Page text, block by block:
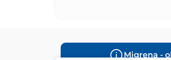
Migrena -